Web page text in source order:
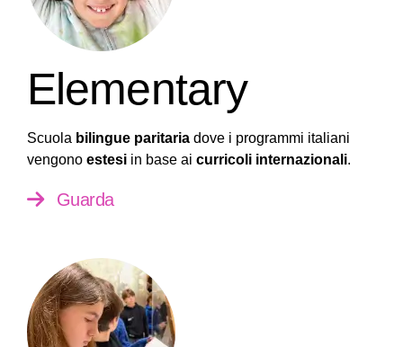
Elementary
Scuola bilingue paritaria dove i programmi italiani
vengono estesi in base ai curricoli internazionali.
Guarda